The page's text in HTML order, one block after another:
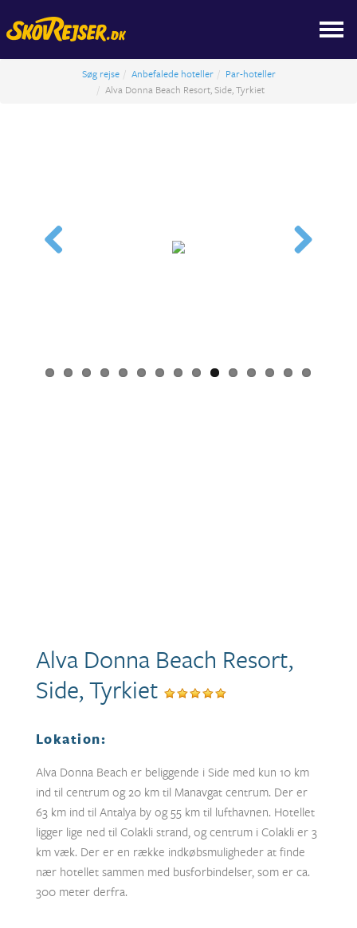
Søg rejse Anbefalede hoteller
Par-hoteller
Alva Donna Beach Resort, Side, Tyrkiet
Alva Donna Beach Resort,
Side, Tyrkiet
Lokation:
Alva Donna Beach er beliggende i Side med kun 10 km
ind til centrum og 20 km til Manavgat centrum. Der er
63 km ind til Antalya by og 55 km til lufthavnen. Hotellet
ligger lige ned til Colakli strand, og centrum i Colakli er 3
km væk. Der er en række indkøbsmuligheder at finde
nær hotellet sammen med busforbindelser, som er ca.
300 meter derfra.